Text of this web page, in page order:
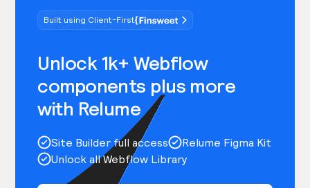
Built using Client-First
Unlock 1k+ Webflow
components plus more
with Relume
Site Builder full access
Relume Figma Kit
Unlock all Webflow Library